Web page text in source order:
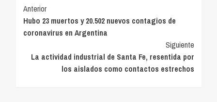
Navegación
de
entradas
Anterior
Hubo 23 muertos y 20.502 nuevos contagios de
coronavirus en Argentina
Siguiente
La actividad industrial de Santa Fe, resentida por
los aislados como contactos estrechos